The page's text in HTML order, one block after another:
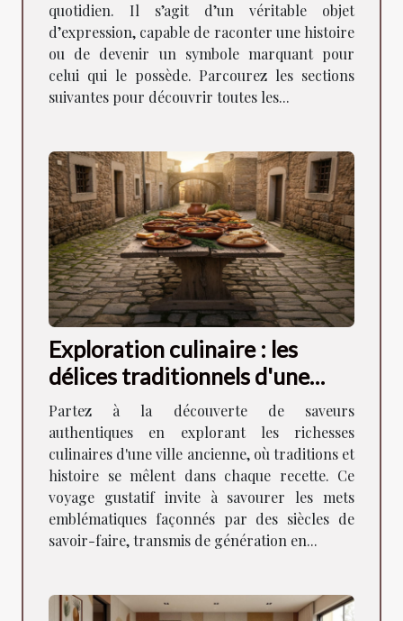
quotidien. Il s’agit d’un véritable objet
d’expression, capable de raconter une histoire
ou de devenir un symbole marquant pour
celui qui le possède. Parcourez les sections
suivantes pour découvrir toutes les...
Exploration culinaire : les
délices traditionnels d'une
ancienne ville
Partez à la découverte de saveurs
authentiques en explorant les richesses
culinaires d'une ville ancienne, où traditions et
histoire se mêlent dans chaque recette. Ce
voyage gustatif invite à savourer les mets
emblématiques façonnés par des siècles de
savoir-faire, transmis de génération en...